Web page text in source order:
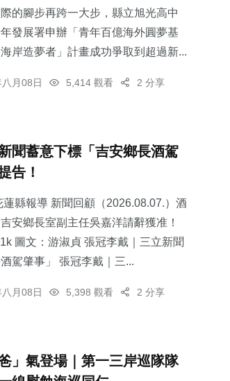
的腳步再跨一大步，縣立旭光高中
發展署申辦「青年百億海外圓夢基
岸造夢者」計畫成功爭取到超過新...
月08日 5,414 觀看 2 分享
聞蓄意下標「吉安鄉長酒駕
告！
縣報導 新聞回顧（2026.08.07.）酒
安鄉長室副主任吳嘉洋請辭獲准！
圖文：游淑貞 張冠李戴｜三立新聞
駕肇事」 張冠李戴｜三...
月08日 5,398 觀看 2 分享
」氣登場｜第一三岸巡隊隊